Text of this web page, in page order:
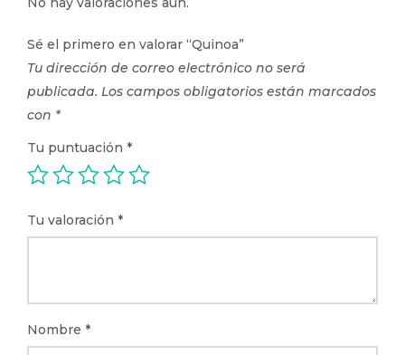
Sé el primero en valorar “Quinoa”
Tu dirección de correo electrónico no será
publicada. Los campos obligatorios están marcados
con *
Tu puntuación *
Tu valoración *
Nombre *